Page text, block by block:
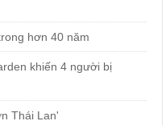
hơn 40 năm
khiến 4 người bị
Thái Lan'